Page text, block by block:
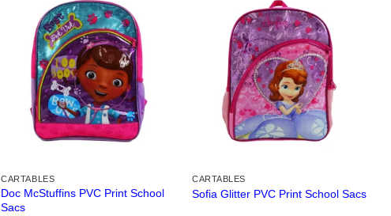
CARTABLES
Doc McStuffins PVC Print School
Sacs
CARTABLES
Sofia Glitter PVC Print School Sacs